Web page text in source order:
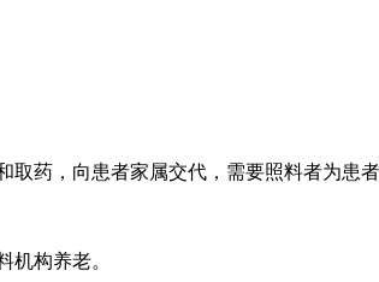
药，向患者家属交代，需要照料者为患者
构养老。